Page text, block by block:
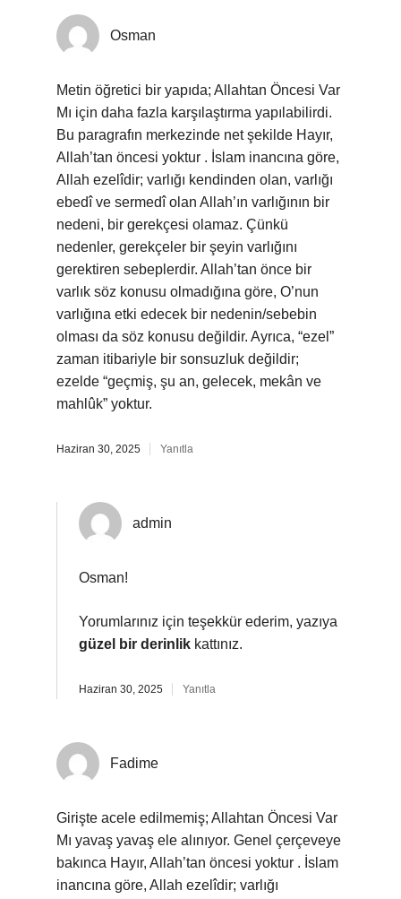
Osman
Metin öğretici bir yapıda; Allahtan Öncesi Var
Mı için daha fazla karşılaştırma yapılabilirdi.
Bu paragrafın merkezinde net şekilde Hayır,
Allah’tan öncesi yoktur . İslam inancına göre,
Allah ezelîdir; varlığı kendinden olan, varlığı
ebedî ve sermedî olan Allah’ın varlığının bir
nedeni, bir gerekçesi olamaz. Çünkü
nedenler, gerekçeler bir şeyin varlığını
gerektiren sebeplerdir. Allah’tan önce bir
varlık söz konusu olmadığına göre, O’nun
varlığına etki edecek bir nedenin/sebebin
olması da söz konusu değildir. Ayrıca, “ezel”
zaman itibariyle bir sonsuzluk değildir;
ezelde “geçmiş, şu an, gelecek, mekân ve
mahlûk” yoktur.
Haziran 30, 2025 Yanıtla
admin
Osman!
Yorumlarınız için teşekkür ederim, yazıya
güzel bir derinlik kattınız.
Haziran 30, 2025 Yanıtla
Fadime
Girişte acele edilmemiş; Allahtan Öncesi Var
Mı yavaş yavaş ele alınıyor. Genel çerçeveye
bakınca Hayır, Allah’tan öncesi yoktur . İslam
inancına göre, Allah ezelîdir; varlığı